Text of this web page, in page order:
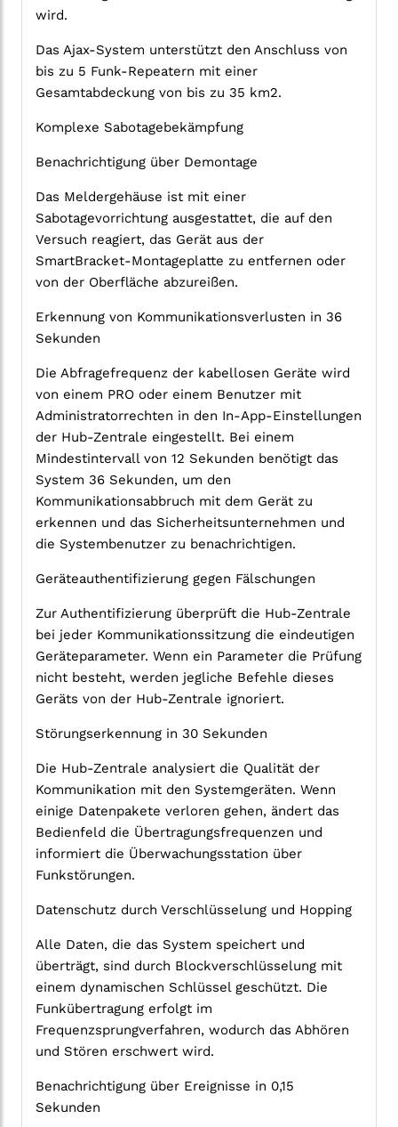
wird.
Das Ajax-System unterstützt den Anschluss von
bis zu 5 Funk-Repeatern mit einer
Gesamtabdeckung von bis zu 35 km2.
Komplexe Sabotagebekämpfung
Benachrichtigung über Demontage
Das Meldergehäuse ist mit einer
Sabotagevorrichtung ausgestattet, die auf den
Versuch reagiert, das Gerät aus der
SmartBracket-Montageplatte zu entfernen oder
von der Oberfläche abzureißen.
Erkennung von Kommunikationsverlusten in 36
Sekunden
Die Abfragefrequenz der kabellosen Geräte wird
von einem PRO oder einem Benutzer mit
Administratorrechten in den In-App-Einstellungen
der Hub-Zentrale eingestellt. Bei einem
Mindestintervall von 12 Sekunden benötigt das
System 36 Sekunden, um den
Kommunikationsabbruch mit dem Gerät zu
erkennen und das Sicherheitsunternehmen und
die Systembenutzer zu benachrichtigen.
Geräteauthentifizierung gegen Fälschungen
Zur Authentifizierung überprüft die Hub-Zentrale
bei jeder Kommunikationssitzung die eindeutigen
Geräteparameter. Wenn ein Parameter die Prüfung
nicht besteht, werden jegliche Befehle dieses
Geräts von der Hub-Zentrale ignoriert.
Störungserkennung in 30 Sekunden
Die Hub-Zentrale analysiert die Qualität der
Kommunikation mit den Systemgeräten. Wenn
einige Datenpakete verloren gehen, ändert das
Bedienfeld die Übertragungsfrequenzen und
informiert die Überwachungsstation über
Funkstörungen.
Datenschutz durch Verschlüsselung und Hopping
Alle Daten, die das System speichert und
überträgt, sind durch Blockverschlüsselung mit
einem dynamischen Schlüssel geschützt. Die
Funkübertragung erfolgt im
Frequenzsprungverfahren, wodurch das Abhören
und Stören erschwert wird.
Benachrichtigung über Ereignisse in 0,15
Sekunden